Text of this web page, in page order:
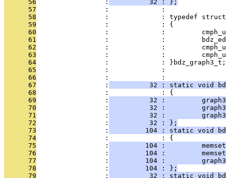
      56
                 :
          32 : };
      57
                 :             :
      58
:             : typedef
      59
                 :             : {
      60
:             :
      61
:             :
      62
:             :
      63
:             :
      64
                 :             : }bdz_graph3_t;
      65
                 :             :
      66
                 :             :
      67
                 :
32 : static void
      68
                 :             : {
      69
                 :
32 :
      70
                 :
32 :
      71
                 :
32 :
      72
                 :
          32 : };
      73
                 :
104 : static void
      74
                 :             : {
      75
                 :
104 :
      76
                 :
104 :
      77
                 :
104 :
      78
                 :
         104 : };
      79
                 :
32 : static void